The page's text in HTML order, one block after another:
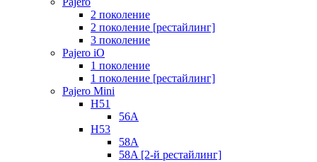
2 поколение
2 поколение [рестайлинг]
3 поколение
Pajero iO
1 поколение
1 поколение [рестайлинг]
Pajero Mini
H51
56A
H53
58A
58A [2-й рестайлинг]